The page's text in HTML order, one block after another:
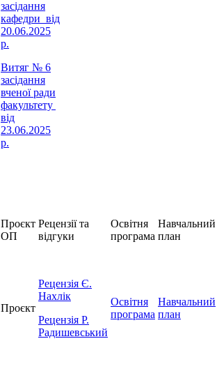
засідання
кафедри від
20.06.2025
р.
Витяг № 6
засідання
вченої ради
факультету
від
23.06.2025
р.
Проєкт
ОП
Рецензії та
відгуки
Освітня
програма
Навчальний
план
Проєкт
Рецензія Є.
Нахлік
Рецензія Р.
Радишевський
Освітня
програма
Навчальний
план